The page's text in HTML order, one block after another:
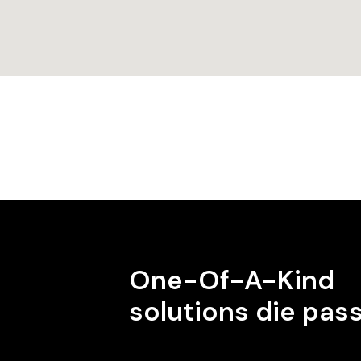
One-Of-A-Kind
solutions die